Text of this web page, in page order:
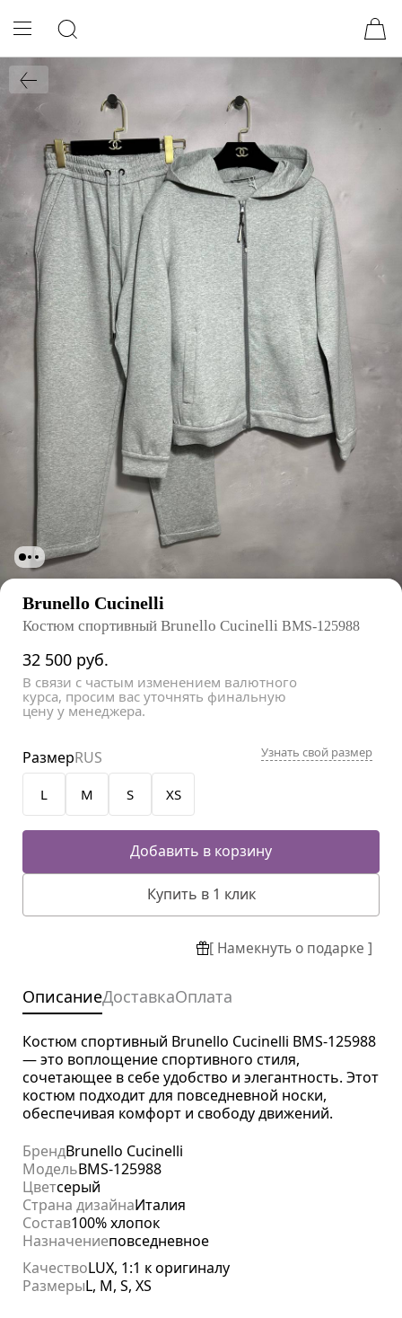
Brunello Cucinelli
Костюм спортивный Brunello Cucinelli BMS-125988
32 500 руб.
В связи с частым изменением валютного
курса, просим вас уточнять финальную
цену у менеджера.
L M S XS
РазмерRUS Узнать свой размер
Добавить в корзину
Купить в 1 клик
[ Намекнуть о подарке ]
ОписаниеДоставкаОплата
Костюм спортивный Brunello Cucinelli BMS-125988
— это воплощение спортивного стиля,
сочетающее в себе удобство и элегантность. Этот
костюм подходит для повседневной носки,
обеспечивая комфорт и свободу движений.
БрендBrunello Cucinelli
МодельBMS-125988
Цветсерый
Страна дизайнаИталия
Состав100% хлопок
Назначениеповседневное
КачествоLUX, 1:1 к оригиналу
РазмерыL, M, S, XS